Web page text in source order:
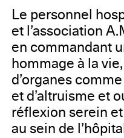
FRANCE ADOT 35,
Le personnel
et l’association
en commandant
hommage à la
d’organes
et d’altruisme et
réflexion serein
au sein de